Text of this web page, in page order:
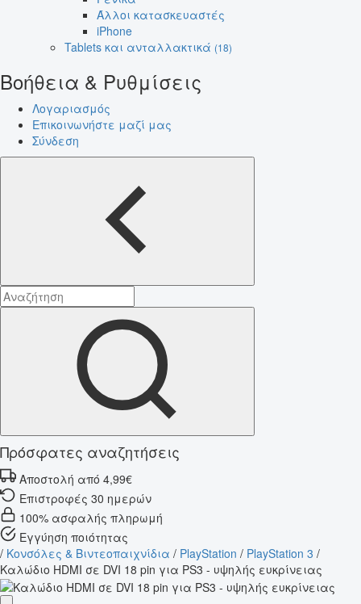
Άλλοι κατασκευαστές
iPhone
Tablets και ανταλλακτικά (18)
Βοήθεια & Ρυθμίσεις
Λογαριασμός
Επικοινωνήστε μαζί μας
Σύνδεση
Πρόσφατες αναζητήσεις
Αποστολή από 4,99€
Επιστροφές 30 ημερών
100% ασφαλής πληρωμή
Εγγύηση ποιότητας
/ Κονσόλες & Βιντεοπαιχνίδια / PlayStation / PlayStation 3 /
Καλώδιο HDMI σε DVI 18 pin για PS3 - υψηλής ευκρίνειας